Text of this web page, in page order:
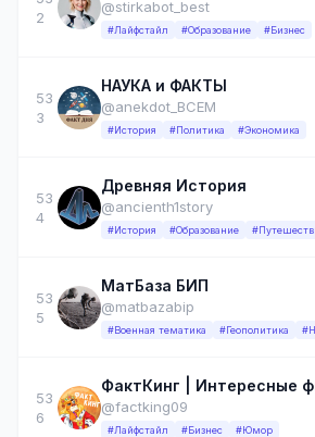
2
@stirkabot_best
#Лайфстайл #Образование #Бизнес
53
3
НАУКА и ФАКТЫ
@anekdot_BCEM
#История #Политика #Экономика
53
4
Древняя История
@ancienth1story
#История #Образование
53
5
МатБаза БИП
@matbazabip
#Военная тематика #Геополитика
53
6
ФактКинг | Интересные
@factking09
#Лайфстайл #Бизнес #Юмор